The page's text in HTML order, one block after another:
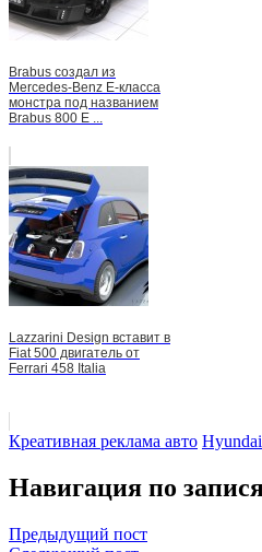
Brabus создал из
Mercedes-Benz E-класса
монстра под названием
Brabus 800 E ...
Lazzarini Design вставит в
Fiat 500 двигатель от
Ferrari 458 Italia
Креативная реклама авто
Навигация по
Предыдущий пост